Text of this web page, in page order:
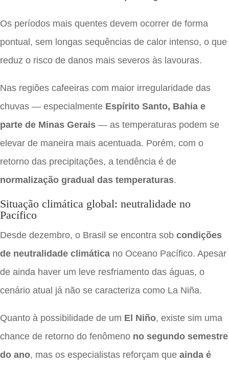
Os períodos mais quentes devem ocorrer de forma
pontual, sem longas sequências de calor intenso, o que
reduz o risco de danos mais severos às lavouras.
Nas regiões cafeeiras com maior irregularidade das
chuvas — especialmente Espírito Santo, Bahia e
parte de Minas Gerais — as temperaturas podem se
elevar de maneira mais acentuada. Porém, com o
retorno das precipitações, a tendência é de
normalização gradual das temperaturas.
Situação climática global: neutralidade no
Pacífico
Desde dezembro, o Brasil se encontra sob condições
de neutralidade climática no Oceano Pacífico. Apesar
de ainda haver um leve resfriamento das águas, o
cenário atual já não se caracteriza como La Niña.
Quanto à possibilidade de um El Niño, existe sim uma
chance de retorno do fenômeno no segundo semestre
do ano, mas os especialistas reforçam que ainda é